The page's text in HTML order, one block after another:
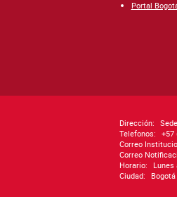
Portal
Dirección:
Telefonos: +57
Correo
Correo
Horario:
Lunes
Ciudad: